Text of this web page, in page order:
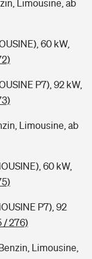
Limousine, ab
60 kW,
P7), 92 kW,
Limousine, ab
60 kW,
P7), 92
/ 276)
Limousine,